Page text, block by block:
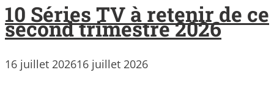
10 Séries TV à retenir de ce
second trimestre 2026
16 juillet 202616 juillet 2026